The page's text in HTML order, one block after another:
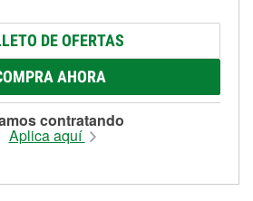
DE OFERTAS
AHORA
contratando
Aplica aquí